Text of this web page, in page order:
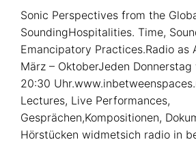
Sonic Perspectives from the
SoundingHospitalities. Time,
Emancipatory Practices.Radio as
März – OktoberJeden
20:30
Lectures, Live Performances,
Gesprächen,Kompositionen,
Hörstücken widmetsich radio in